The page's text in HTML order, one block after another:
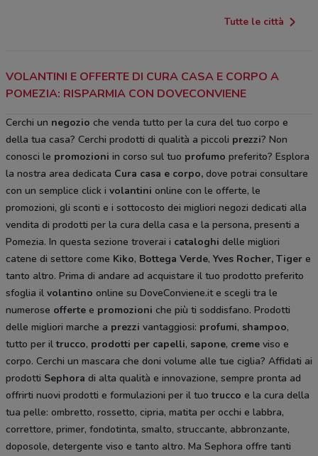
Tutte le città
VOLANTINI E OFFERTE DI CURA CASA E CORPO A
POMEZIA: RISPARMIA CON DOVECONVIENE
Cerchi un negozio che venda tutto per la cura del tuo corpo e
della tua casa? Cerchi prodotti di qualità a piccoli prezzi? Non
conosci le promozioni in corso sul tuo profumo preferito? Esplora
la nostra area dedicata Cura casa e corpo, dove potrai consultare
con un semplice click i volantini online con le offerte, le
promozioni, gli sconti e i sottocosto dei migliori negozi dedicati alla
vendita di prodotti per la cura della casa e la persona, presenti a
Pomezia. In questa sezione troverai i cataloghi delle migliori
catene di settore come Kiko, Bottega Verde, Yves Rocher, Tiger e
tanto altro. Prima di andare ad acquistare il tuo prodotto preferito
sfoglia il volantino online su DoveConviene.it e scegli tra le
numerose offerte e promozioni che più ti soddisfano. Prodotti
delle migliori marche a prezzi vantaggiosi: profumi, shampoo,
tutto per iltrucco, prodotti per capelli, sapone, creme viso e
corpo. Cerchi un mascara che doni volume alle tue ciglia? Affidati ai
prodotti Sephora di alta qualità e innovazione, sempre pronta ad
offrirti nuovi prodotti e formulazioni per il tuotrucco e la cura della
tua pelle: ombretto, rossetto, cipria, matita per occhi e labbra,
correttore, primer, fondotinta, smalto, struccante, abbronzante,
doposole, detergente viso e tanto altro. Ma Sephora offre tanti